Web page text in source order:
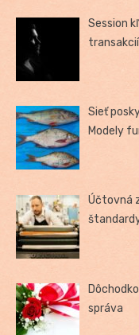
Session
Sieť
Modely
Účtovná
správa